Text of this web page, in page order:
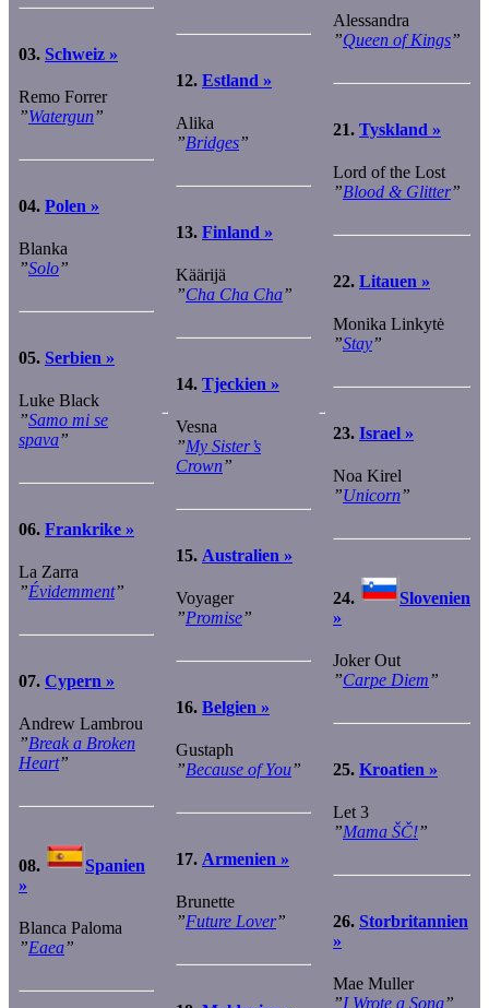
03. Schweiz »
Remo Forrer
”Watergun”
04. Polen »
Blanka
”Solo”
05. Serbien »
Luke Black
”Samo mi se
spava”
06. Frankrike »
La Zarra
”Évidemment”
07. Cypern »
Andrew Lambrou
”Break a Broken
Heart”
08.
Spanien
»
Blanca Paloma
”Eaea”
12. Estland »
Alika
”Bridges”
13. Finland »
Käärijä
”Cha Cha Cha”
14. Tjeckien »
Vesna
”My Sister’s
Crown”
15. Australien »
Voyager
”Promise”
16. Belgien »
Gustaph
”Because of You”
17. Armenien »
Brunette
”Future Lover”
Alessandra
”Queen of Kings”
21. Tyskland »
Lord of the Lost
”Blood & Glitter”
22. Litauen »
Monika Linkytė
”Stay”
23. Israel »
Noa Kirel
”Unicorn”
24.
Slovenien
»
Joker Out
”Carpe Diem”
25. Kroatien »
Let 3
”Mama ŠČ!”
26. Storbritannien
»
Mae Muller
”I Wrote a Song”